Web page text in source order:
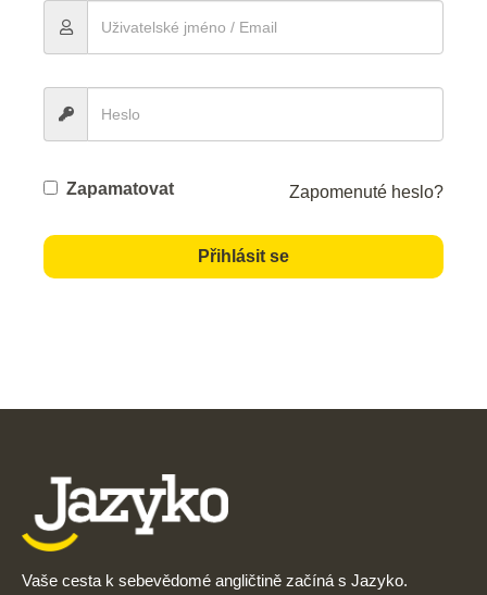
Zapamatovat Zapomenuté heslo?
Přihlásit se
Vaše cesta k sebevědomé angličtině začíná s Jazyko.